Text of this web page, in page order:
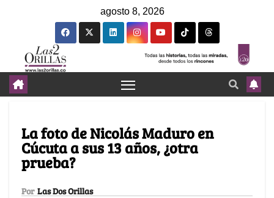
agosto 8, 2026
La foto de Nicolás Maduro en
Cúcuta a sus 13 años, ¿otra
prueba?
Por Las Dos Orillas